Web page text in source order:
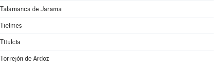
Talamanca de Jarama
Tielmes
Titulcia
Torrejón de Ardoz